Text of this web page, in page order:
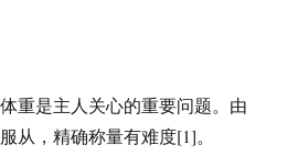
是主人关心的重要问题。由
从，精确称量有难度[1]。